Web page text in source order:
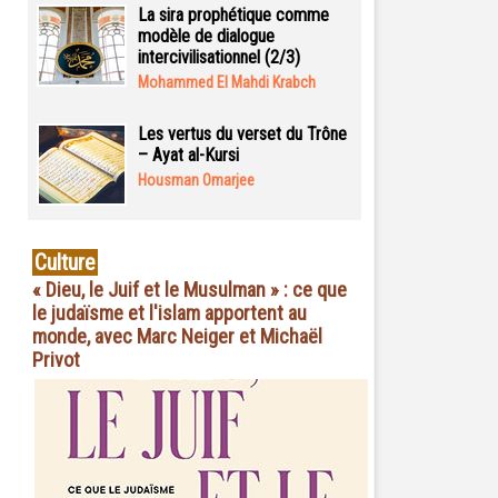
La sira prophétique comme
modèle de dialogue
intercivilisationnel (2/3)
Mohammed El Mahdi Krabch
Les vertus du verset du Trône
– Ayat al-Kursi
Housman Omarjee
Culture
« Dieu, le Juif et le Musulman » : ce que
le judaïsme et l'islam apportent au
monde, avec Marc Neiger et Michaël
Privot